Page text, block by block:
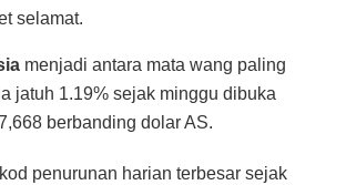
selamat.
menjadi antara mata wang paling
jatuh 1.19% sejak minggu dibuka
berbanding dolar AS.
penurunan harian terbesar sejak